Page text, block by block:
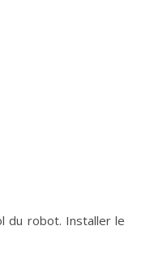
du robot. Installer le